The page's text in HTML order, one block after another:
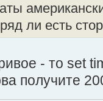
ли есть
- то set
получите